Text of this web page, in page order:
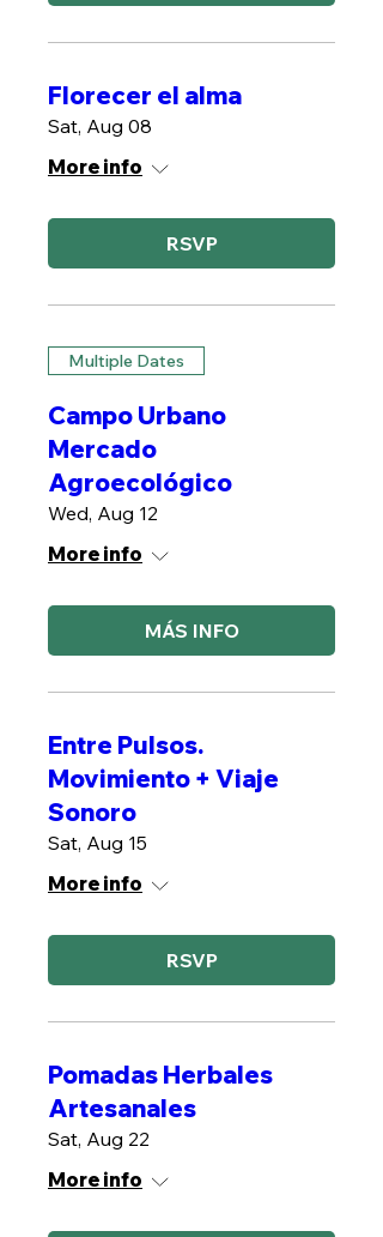
Florecer el alma
Sat, Aug 08
More info
RSVP
Multiple Dates
Campo Urbano
Mercado
Agroecológico
Wed, Aug 12
More info
MÁS INFO
Entre Pulsos.
Movimiento + Viaje
Sonoro
Sat, Aug 15
More info
RSVP
Pomadas Herbales
Artesanales
Sat, Aug 22
More info